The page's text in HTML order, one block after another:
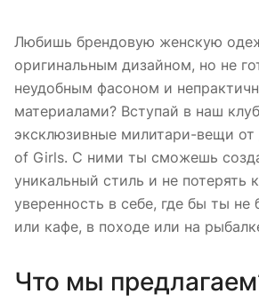
Любишь брендовую женскую
оригинальным дизайном, но не
неудобным фасоном и
материалами? Вступай в наш
эксклюзивные милитари-вещи от
of Girls. С ними ты сможешь
уникальный стиль и не потерять
уверенность в себе, где бы ты
или кафе, в походе или на
Что мы